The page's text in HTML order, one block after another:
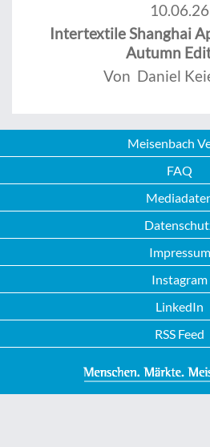
10.06.26
Intertextile Shanghai
Autumn
Von Daniel
Meisenbach
FAQ
Impressum
Instagram
LinkedIn
RSS Feed